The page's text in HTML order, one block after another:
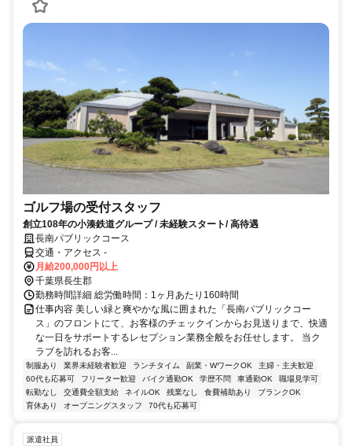
ゴルフ場の受付スタッフ
創立108年の小湊鉄道グループ / 未経験スタート/ 高待遇
長南パブリックコース
交通・アクセス -
月給200,000円以上
千葉県長生郡
勤務時間詳細 総労働時間：1ヶ月あたり160時間
仕事内容 美しい緑と爽やかな風に囲まれた「長南パブリックコー
ス」のフロントにて、お客様のチェックインからお見送りまで、快適
な一日をサポートするレセプション業務全般をお任せします。 当ク
ラブを訪れるお客...
制服あり 業界未経験者歓迎 ランチタイム 副業・WワークOK
主婦・主夫歓迎
60代も応募可
フリーター歓迎 バイク通勤OK 学歴不問 車通勤OK
職場見学可
転勤なし
交通費全額支給 ネイルOK 残業なし 食費補助あり
ブランクOK
育休あり
オープニングスタッフ 70代も応募可
派遣社員